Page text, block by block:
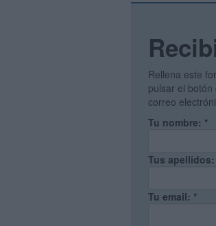
Rellena este
pulsar el
correo
Tu nombre: *
Tus apellidos:
Tu email: *